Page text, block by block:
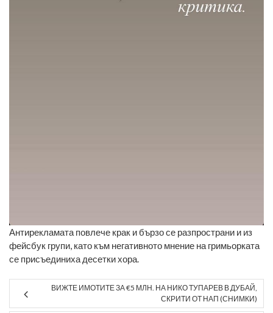
Антирекламата повлече крак и бързо се разпространи и из
фейсбук групи, като към негативното мнение на гримьорката
се присъединиха десетки хора.
ВИЖТЕ ИМОТИТЕ ЗА €5 МЛН. НА НИКО ТУПАРЕВ В ДУБАЙ,
СКРИТИ ОТ НАП (СНИМКИ)